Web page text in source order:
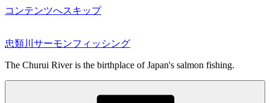
コンテンツへスキップ
忠類川サーモンフィッシング
The Churui River is the birthplace of Japan's salmon fishing.